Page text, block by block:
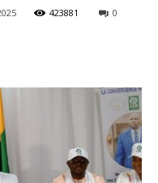
423881 0